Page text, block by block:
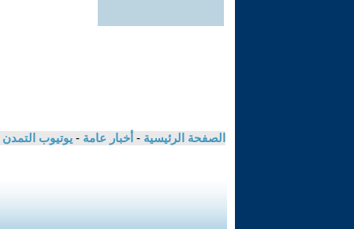
الصفحة الرئيسية - أخبار عامة - يوتيوب التمدن